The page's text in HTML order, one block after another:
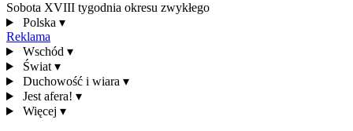
Sobota XVIII tygodnia okresu zwykłego
Polska ▾
Reklama
Wschód ▾
Świat ▾
Duchowość i wiara ▾
Jest afera! ▾
Więcej ▾